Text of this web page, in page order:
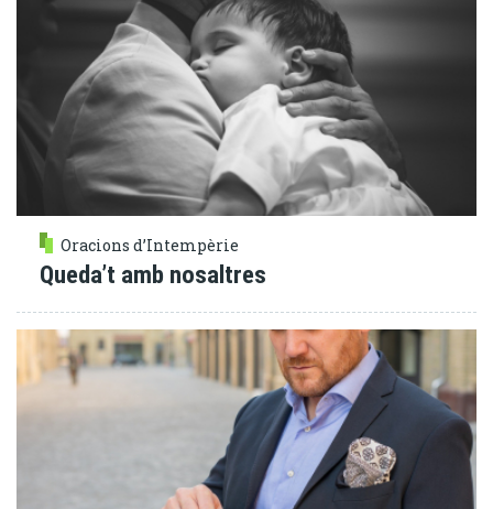
Oracions d’Intempèrie
Queda’t amb nosaltres